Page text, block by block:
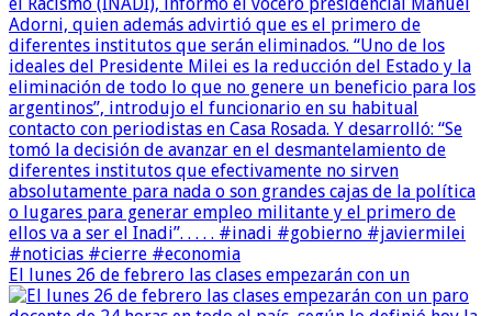
El lunes 26 de febrero las clases empezarán con un